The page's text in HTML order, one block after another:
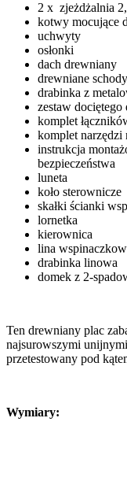
2 x zjeżdżalnia
kotwy mocujące
uchwyty
osłonki
dach drewniany
drewniane schody
drabinka z
zestaw dociętego
komplet
komplet narzędzi
instrukcja
bezpieczeństwa
luneta
koło sterownicze
skałki ścianki
lornetka
kierownica
lina
drabinka linowa
domek z 2-
Ten drewniany plac
najsurowszymi
przetestowany pod
Wymiary: